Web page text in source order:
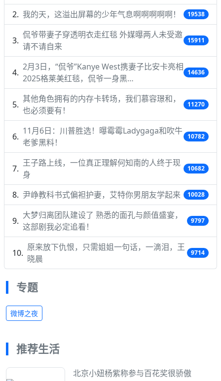
我的天，这溢出屏幕的少年气息啊啊啊啊啊！ 19538
侃爷带妻子穿透明衣走红毯 外媒曝两人未受邀
请不请自来
15911
2月3日，“侃爷”Kanye West携妻子比安卡亮相
2025格莱美红毯，侃爷一身黑…
14636
其他角色拥有的内存卡转场，我们慕容璟和，
也必须要有！
11270
11月6日：川普胜选！曝霉霉Ladygaga和吹牛
老爹黑料！
10782
王子路上线，一位真正理解何知南的人终于现
身
10682
尹峥教科书式偏袒护妻，艾特你男朋友学起来 10028
大梦归离团队建设了 熟悉的面孔与颜值盛宴，
这部剧我必定追看！
9797
原来放下仇恨，只需姐姐一句话，一滴泪，王
晓晨
9714
专题
微博之夜
推荐生活
北京小妞杨紫称参与百花奖很骄傲